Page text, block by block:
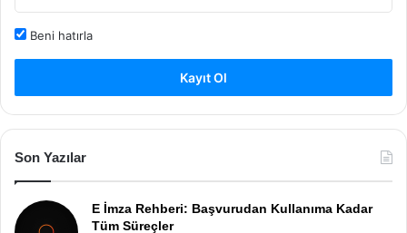
Beni hatırla
Kayıt Ol
Son Yazılar
E İmza Rehberi: Başvurudan Kullanıma Kadar
Tüm Süreçler